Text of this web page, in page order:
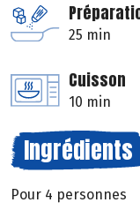
25 min
Cuisson
10 min
Ingrédients
Pour 4 personnes